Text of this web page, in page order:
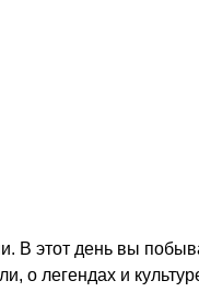
В этот день вы
о легендах и